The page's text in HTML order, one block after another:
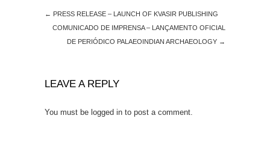
← PRESS RELEASE – LAUNCH OF KVASIR PUBLISHING
COMUNICADO DE IMPRENSA – LANÇAMENTO OFICIAL
DE PERIÓDICO PALAEOINDIAN ARCHAEOLOGY →
LEAVE A REPLY
You must be logged in to post a comment.